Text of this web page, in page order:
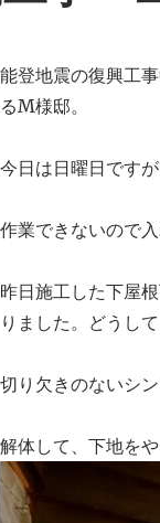
能登地震の復興工
るM様邸。
今日は日曜日です
作業できないので
昨日施工した下屋
りました。どうし
切り欠きのないシ
解体して、下地を